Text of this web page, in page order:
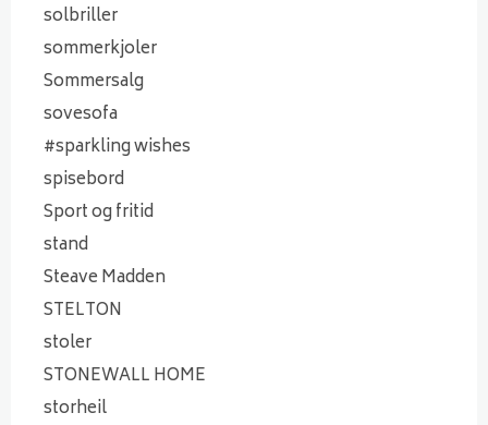
solbriller
sommerkjoler
Sommersalg
sovesofa
#sparkling wishes
spisebord
Sport og fritid
stand
Steave Madden
STELTON
stoler
STONEWALL HOME
storheil